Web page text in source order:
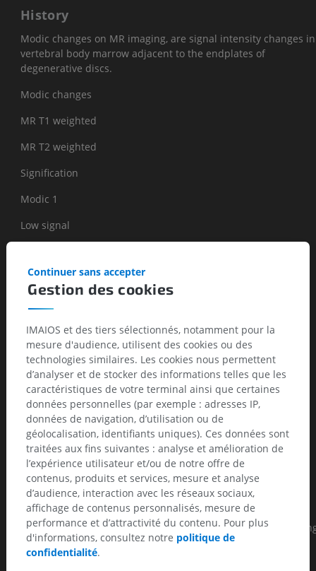
History
Modic changes on MR imaging, are signal intensity changes in
vertebral body marrow adjacent to the endplates of
degenerative discs.
Modic changes
MR T1 weighted
MR T2 weighted
Signification
Modic 1
Low signal
Marrow edema.
High signal
High signal
Fatty degeneration of subchondral marrow.
Modic 3
Low signal
Low signal
Extensive bony sclerosis
There seems to be a very strong correlation between having
Modic changes, especially Modic changes type 1, and
from pain in the lower back.
Gestion des cookies
Continuer sans accepter
IMAIOS et des tiers sélectionnés, notamment pour la
mesure d'audience, utilisent des cookies ou des
technologies similaires. Les cookies nous permettent
d’analyser et de stocker des informations telles que les
caractéristiques de votre terminal ainsi que certaines
données personnelles (par exemple : adresses IP,
données de navigation, d’utilisation ou de
géolocalisation, identifiants uniques). Ces données sont
traitées aux fins suivantes : analyse et amélioration de
l’expérience utilisateur et/ou de notre offre de
contenus, produits et services, mesure et analyse
d’audience, interaction avec les réseaux sociaux,
affichage de contenus personnalisés, mesure de
performance et d’attractivité du contenu. Pour plus
d'informations, consultez notre politique de
confidentialité.